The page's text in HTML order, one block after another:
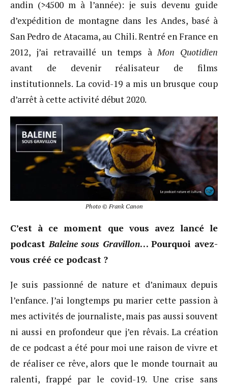
andin (>4500 m à l’année): je suis devenu guide
d’expédition de montagne dans les Andes, basé à
San Pedro de Atacama, au Chili. Rentré en France en
2012, j’ai retravaillé un temps àMon Quotidien
avant de devenir réalisateur de films
institutionnels. La covid-19 a mis un brusque coup
d’arrêt à cette activité début 2020.
Photo © Frank Canon
C’est à ce moment que vous avez lancé le
podcastBaleine sous Gravillon… Pourquoi avez-
vous créé ce podcast ?
Je suis passionné de nature et d’animaux depuis
l’enfance. J’ai longtemps pu marier cette passion à
mes activités de journaliste, mais pas aussi souvent
ni aussi en profondeur que j’en rêvais. La création
de ce podcast a été pour moi une raison de vivre et
de réaliser ce rêve, alors que le monde tournait au
ralenti, frappé par le covid-19. Une crise sans